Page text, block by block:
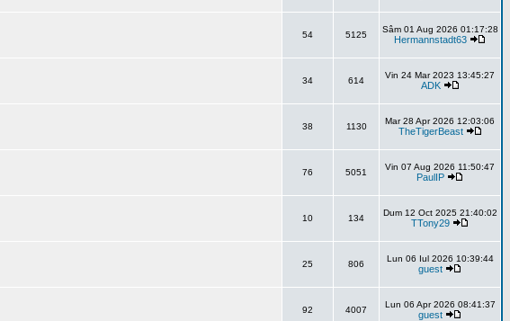
54 5125
Sâm 01 Aug 2026 01:17:28
Hermannstadt63
34 614
Vin 24 Mar 2023 13:45:27
ADK
38 1130
Mar 28 Apr 2026 12:03:06
TheTigerBeast
76 5051
Vin 07 Aug 2026 11:50:47
PaulIP
10 134
Dum 12 Oct 2025 21:40:02
TTony29
25 806
Lun 06 Iul 2026 10:39:44
guest
92 4007
Lun 06 Apr 2026 08:41:37
guest